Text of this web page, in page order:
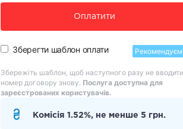
Оплатити
Зберегти шаблон оплати
Збережіть шаблон, щоб наступного разу не вводити
номер договору знову. Послуга доступна для
зареєстрованих користувачів.
Комісія 1.52%, не менше 5 грн.